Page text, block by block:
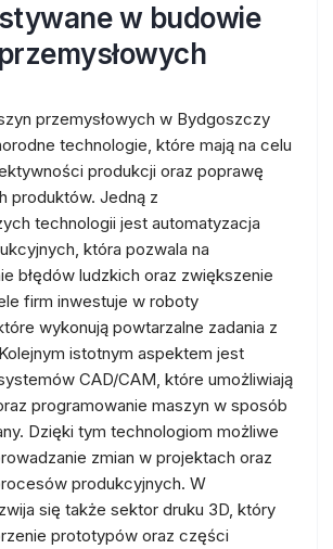
w budowie
przemysłowych w Bydgoszczy
technologie, które mają na celu
produkcji oraz poprawę
produktów. Jedną z
technologii jest automatyzacja
która pozwala na
błędów ludzkich oraz zwiększenie
firm inwestuje w roboty
wykonują powtarzalne zadania z
istotnym aspektem jest
CAD/CAM, które umożliwiają
programowanie maszyn w sposób
Dzięki tym technologiom możliwe
zmian w projektach oraz
produkcyjnych. W
się także sektor druku 3D, który
prototypów oraz części